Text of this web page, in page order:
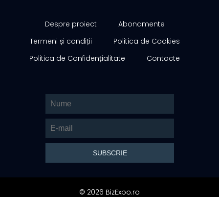
Despre proiect
Abonamente
Termeni și condiții
Politica de Cookies
Politica de Confidențialitate
Contacte
© 2026 BizExpo.ro